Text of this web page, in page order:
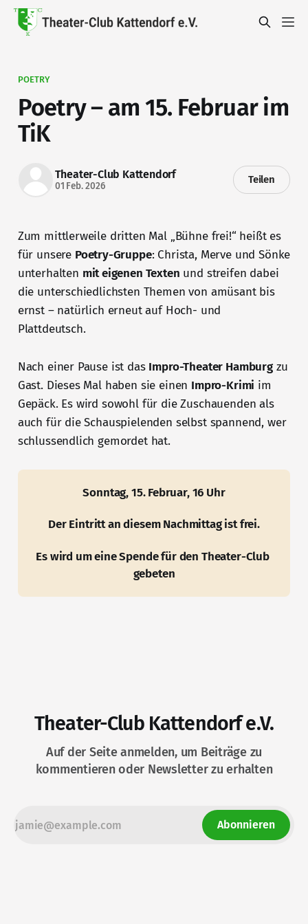
POETRY
Poetry – am 15. Februar im
TiK
Theater-Club Kattendorf
01 Feb. 2026
Teilen
Zum mittlerweile dritten Mal „Bühne frei!“ heißt es
für unsere Poetry-Gruppe: Christa, Merve und Sönke
unterhalten mit eigenen Texten und streifen dabei
die unterschiedlichsten Themen von amüsant bis
ernst – natürlich erneut auf Hoch- und
Plattdeutsch.
Nach einer Pause ist das Impro-Theater Hamburgzu
Gast. Dieses Mal haben sie einen Impro-Krimi im
Gepäck. Es wird sowohl für die Zuschauenden als
auch für die Schauspielenden selbst spannend, wer
schlussendlich gemordet hat.
Sonntag, 15. Februar, 16 Uhr
Der Eintritt an diesem Nachmittag ist frei.
Es wird um eine Spende für den Theater-Club
gebeten
Theater-Club Kattendorf e.V.
Auf der Seite anmelden, um Beiträge zu
kommentieren oder Newsletter zu erhalten
Abonnieren